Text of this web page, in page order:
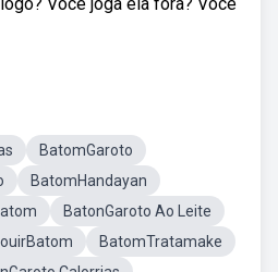
BatomGaroto
BatomHandayan
BatonGaroto Ao Leite
BatomTratamake